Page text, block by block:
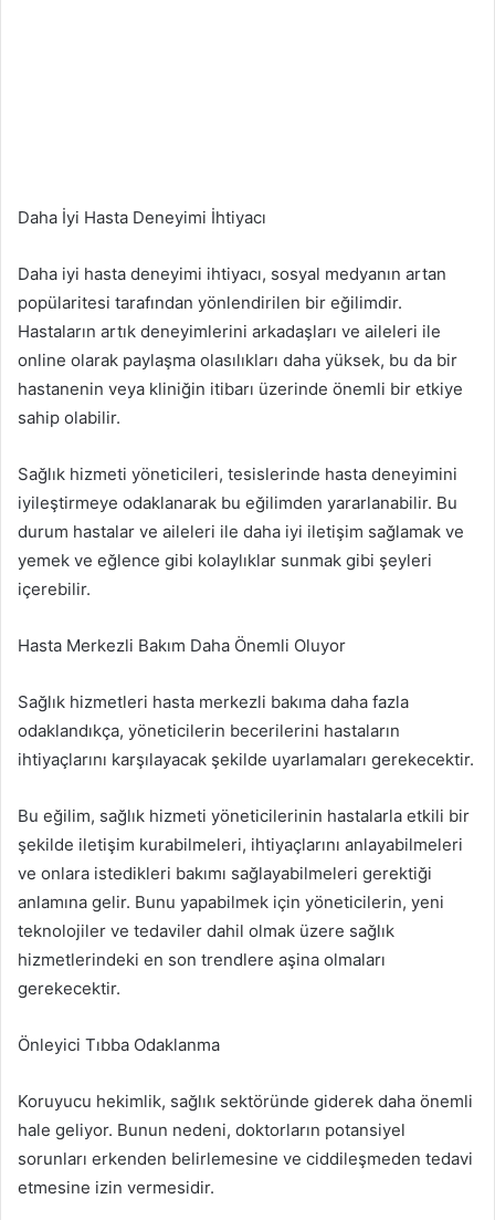
Daha İyi Hasta Deneyimi İhtiyacı
Daha iyi hasta deneyimi ihtiyacı, sosyal medyanın artan
popülaritesi tarafından yönlendirilen bir eğilimdir.
Hastaların artık deneyimlerini arkadaşları ve aileleri ile
online olarak paylaşma olasılıkları daha yüksek, bu da bir
hastanenin veya kliniğin itibarı üzerinde önemli bir etkiye
sahip olabilir.
Sağlık hizmeti yöneticileri, tesislerinde hasta deneyimini
iyileştirmeye odaklanarak bu eğilimden yararlanabilir. Bu
durum hastalar ve aileleri ile daha iyi iletişim sağlamak ve
yemek ve eğlence gibi kolaylıklar sunmak gibi şeyleri
içerebilir.
Hasta Merkezli Bakım Daha Önemli Oluyor
Sağlık hizmetleri hasta merkezli bakıma daha fazla
odaklandıkça, yöneticilerin becerilerini hastaların
ihtiyaçlarını karşılayacak şekilde uyarlamaları gerekecektir.
Bu eğilim, sağlık hizmeti yöneticilerinin hastalarla etkili bir
şekilde iletişim kurabilmeleri, ihtiyaçlarını anlayabilmeleri
ve onlara istedikleri bakımı sağlayabilmeleri gerektiği
anlamına gelir. Bunu yapabilmek için yöneticilerin, yeni
teknolojiler ve tedaviler dahil olmak üzere sağlık
hizmetlerindeki en son trendlere aşina olmaları
gerekecektir.
Önleyici Tıbba Odaklanma
Koruyucu hekimlik, sağlık sektöründe giderek daha önemli
hale geliyor. Bunun nedeni, doktorların potansiyel
sorunları erkenden belirlemesine ve ciddileşmeden tedavi
etmesine izin vermesidir.